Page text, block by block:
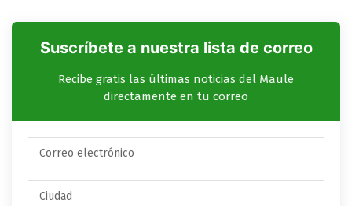
Suscríbete a nuestra lista de correo
Recibe gratis las últimas noticias del Maule
directamente en tu correo